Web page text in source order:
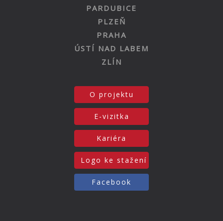
PARDUBICE
PLZEŇ
PRAHA
ÚSTÍ NAD LABEM
ZLÍN
O projektu
E-vizitka
Kariéra
Logo ke stažení
Facebook